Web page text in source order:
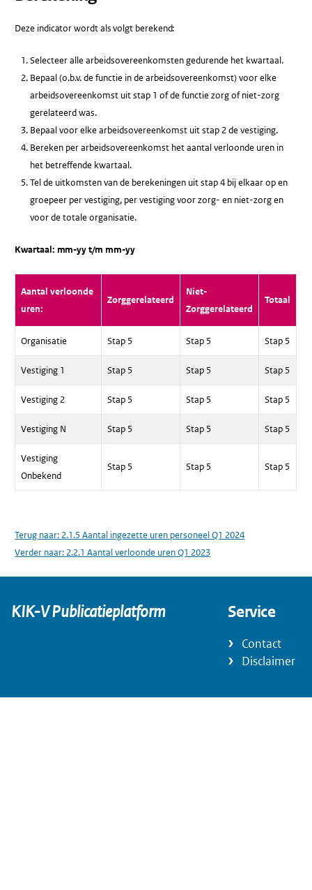
Deze indicator wordt als volgt berekend:
Selecteer alle arbeidsovereenkomsten gedurende het kwartaal.
Bepaal (o.b.v. de functie in de arbeidsovereenkomst) voor elke
arbeidsovereenkomst uit stap 1 of de functie zorg of niet-zorg
gerelateerd was.
Bepaal voor elke arbeidsovereenkomst uit stap 2 de vestiging.
Bereken per arbeidsovereenkomst het aantal verloonde uren in
het betreffende kwartaal.
Tel de uitkomsten van de berekeningen uit stap 4 bij elkaar op en
groepeer per vestiging, per vestiging voor zorg- en niet-zorg en
voor de totale organisatie.
Kwartaal: mm-yy t/m mm-yy
Aantal verloonde
uren:
Zorggerelateerd
Niet-
Zorggerelateerd
Totaal
Organisatie Stap 5 Stap 5 Stap 5
Vestiging 1 Stap 5 Stap 5 Stap 5
Vestiging 2 Stap 5 Stap 5 Stap 5
Vestiging N Stap 5 Stap 5 Stap 5
Vestiging
Onbekend
Stap 5 Stap 5 Stap 5
Terug naar: 2.1.5 Aantal ingezette uren personeel Q1 2024
Verder naar: 2.2.1 Aantal verloonde uren Q1 2023
KIK-V Publicatieplatform Service
Contact
Disclaimer